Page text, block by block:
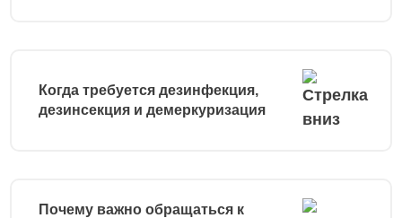
Когда требуется дезинфекция,
дезинсекция и демеркуризация
Почему важно обращаться к